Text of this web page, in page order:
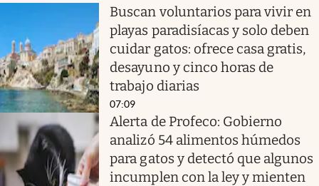
Buscan voluntarios para vivir en
playas paradisíacas y solo deben
cuidar gatos: ofrece casa gratis,
desayuno y cinco horas de
trabajo diarias
07:09
Alerta de Profeco: Gobierno
analizó 54 alimentos húmedos
para gatos y detectó que algunos
incumplen con la ley y mienten